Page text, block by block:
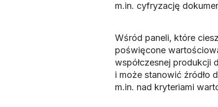
m.in. cyfryzację
Wśród paneli, które
poświęcone
współczesnej produkcji
i może stanowić źródło
m.in. nad kryteriami